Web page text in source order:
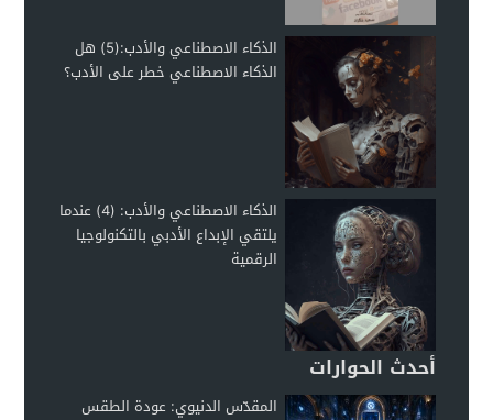
الذكاء الاصطناعي والأدب:(5) هل
الذكاء الاصطناعي خطر على الأدب؟
الذكاء الاصطناعي والأدب: (4) عندما
يلتقي الإبداع الأدبي بالتكنولوجيا
الرقمية
أحدث الحوارات
المقدّس الدنيوي: عودة الطقس